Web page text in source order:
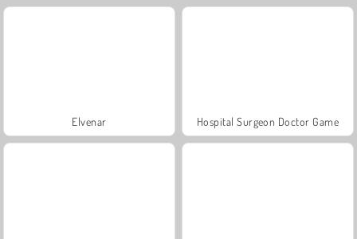
Elvenar Hospital Surgeon Doctor Game